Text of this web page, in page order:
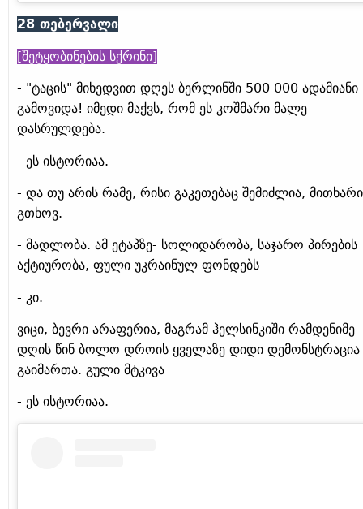
28 თებერვალი
[შეტყობინების სქრინი]
- "ტაცის" მიხედვით დღეს ბერლინში 500 000 ადამიანი
გამოვიდა! იმედი მაქვს, რომ ეს კოშმარი მალე
დასრულდება.
- ეს ისტორიაა.
- და თუ არის რამე, რისი გაკეთებაც შემიძლია,
გთხოვ.
- მადლობა. ამ ეტაპზე- სოლიდარობა, საჯარო პირების
აქტიურობა, ფული უკრაინულ ფონდებს
- კი.
ვიცი, ბევრი არაფერია, მაგრამ ჰელსინკიში რამდენიმე
დღის წინ ბოლო დროის ყველაზე დიდი დემონსტრაცია
გაიმართა. გული მტკივა
- ეს ისტორიაა.